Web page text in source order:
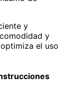
y
y
el uso